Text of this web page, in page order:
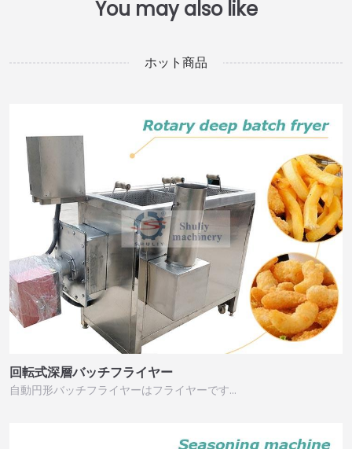
ホット商品
回転式深層バッチフライヤー
自動円形バッチフライヤーはフライヤーです…